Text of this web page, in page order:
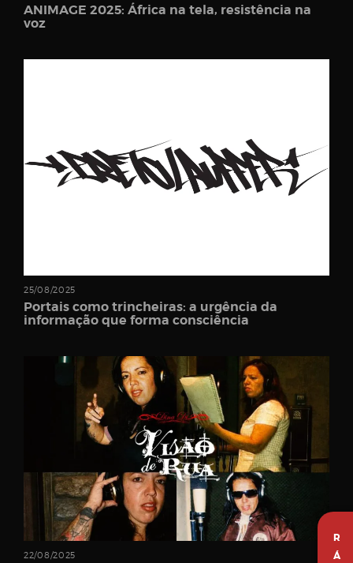
R
Á
ANIMAGE 2025: África na tela, resistência na
voz
25/08/2025
Portais como trincheiras: a urgência da
informação que forma consciência
22/08/2025